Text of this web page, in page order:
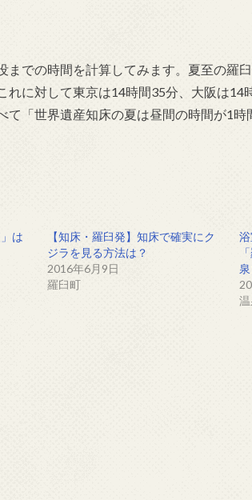
までの時間を計算してみます。夏至の羅
れに対して東京は14時間35分、大阪は14
て「世界遺産知床の夏は昼間の時間が1
は
【知床・羅臼発】知床で確実にク
ジラを見る方法は？
2016年6月9日
羅臼町
泉